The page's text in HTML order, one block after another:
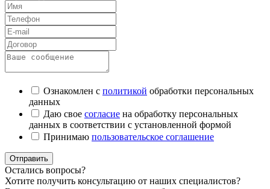
Ознакомлен с политикой обработки персональных
данных
Даю свое согласие на обработку персональных
данных в соответствии с установленной формой
Принимаю пользовательское соглашение
Отправить
Остались вопросы?
Хотите получить консультацию от наших специалистов?